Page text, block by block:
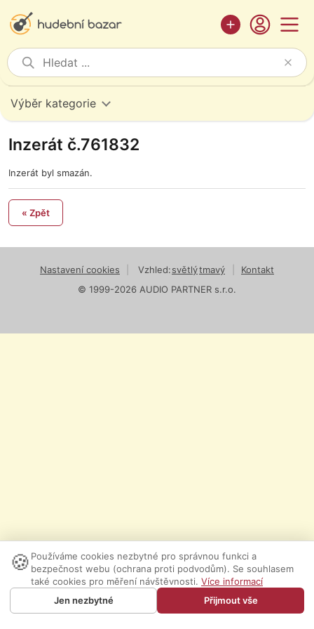
Výběr kategorie
Inzerát č.761832
Inzerát byl smazán.
« Zpět
Nastavení cookies Vzhled:světlýtmavý
Kontakt
© 1999-2026 AUDIO PARTNER s.r.o.
🍪 Používáme cookies nezbytné pro správnou funkci a
bezpečnost webu (ochrana proti podvodům). Se souhlasem
také cookies pro měření návštěvnosti. Více informací
Jen nezbytné
Přijmout vše